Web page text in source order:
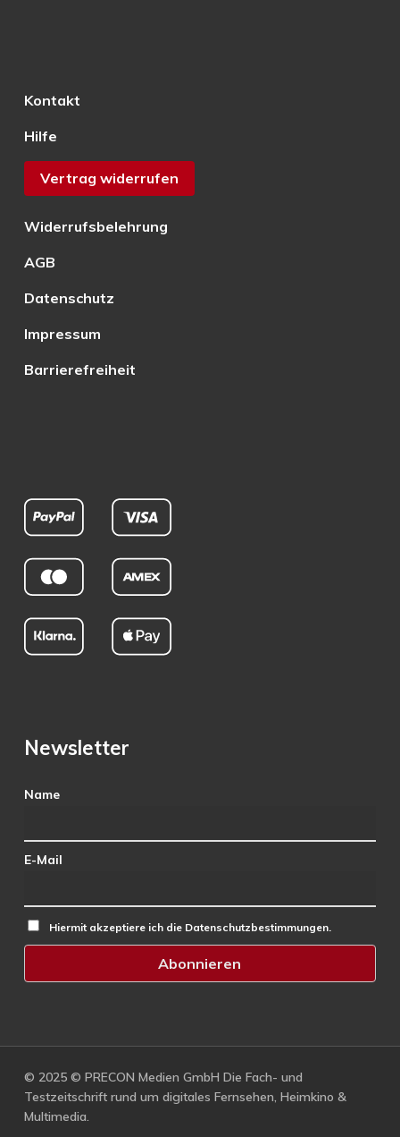
Kontakt
Hilfe
Vertrag widerrufen
Widerrufsbelehrung
AGB
Datenschutz
Impressum
Barrierefreiheit
Newsletter
Name
E-Mail
Hiermit akzeptiere ich die Datenschutzbestimmungen.
© 2025 © PRECON Medien GmbH Die Fach- und
Testzeitschrift rund um digitales Fernsehen, Heimkino &
Multimedia.